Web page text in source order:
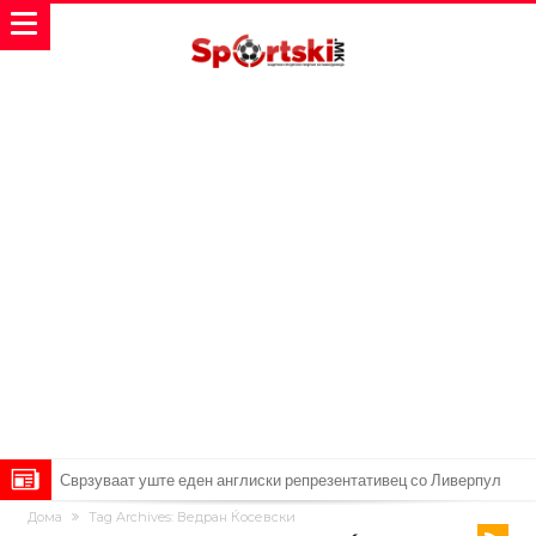
Сврзуваат уште еден англиски репрезентативец со Ливерпул
Замена за Влаховиќ: Напаѓачот на Манчестер доаѓа во Јувентус!
Дома Tag Archives: Ведран Ќосевски